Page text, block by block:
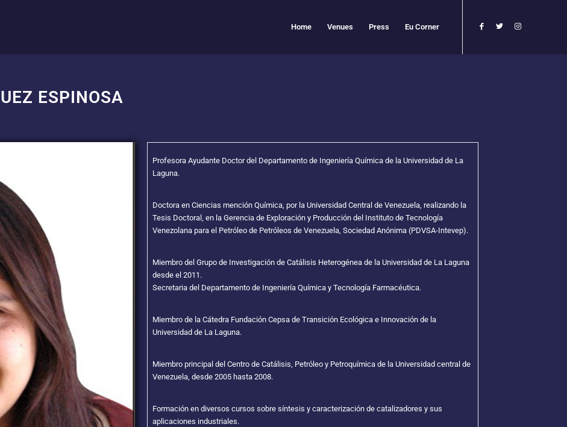
Home Venues Press Eu Corner
ESPINOSA
Profesora Ayudante Doctor del Departamento de Ingeniería Química de la Universidad de La
Laguna.
Doctora en Ciencias mención Química, por la Universidad Central de Venezuela, realizando la
Tesis Doctoral, en la Gerencia de Exploración y Producción del Instituto de Tecnología
Venezolana para el Petróleo de Petróleos de Venezuela, Sociedad Anónima (PDVSA-Intevep).
Miembro del Grupo de Investigación de Catálisis Heterogénea de la Universidad de La Laguna
desde el 2011.
Secretaria del Departamento de Ingeniería Química y Tecnología Farmacéutica.
Miembro de la Cátedra Fundación Cepsa de Transición Ecológica e Innovación de la
Universidad de La Laguna.
Miembro principal del Centro de Catálisis, Petróleo y Petroquímica de la Universidad central de
Venezuela, desde 2005 hasta 2008.
Formación en diversos cursos sobre síntesis y caracterización de catalizadores y sus
aplicaciones industriales.